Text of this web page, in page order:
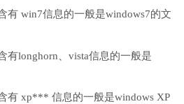
有 win7信息的一般是windows7的文
有longhorn、vista信息的一般是
有 xp*** 信息的一般是windows XP